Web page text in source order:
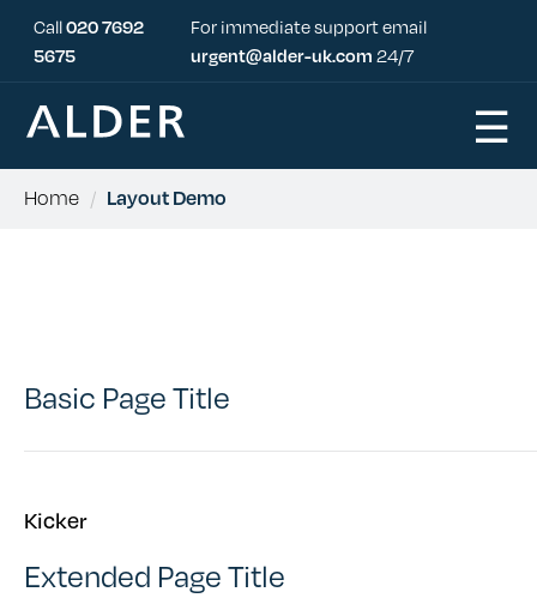
Call020 7692
5675
For immediate support email
urgent@alder-uk.com24/7
☰
Home / Layout Demo
Basic Page Title
Kicker
Extended Page Title